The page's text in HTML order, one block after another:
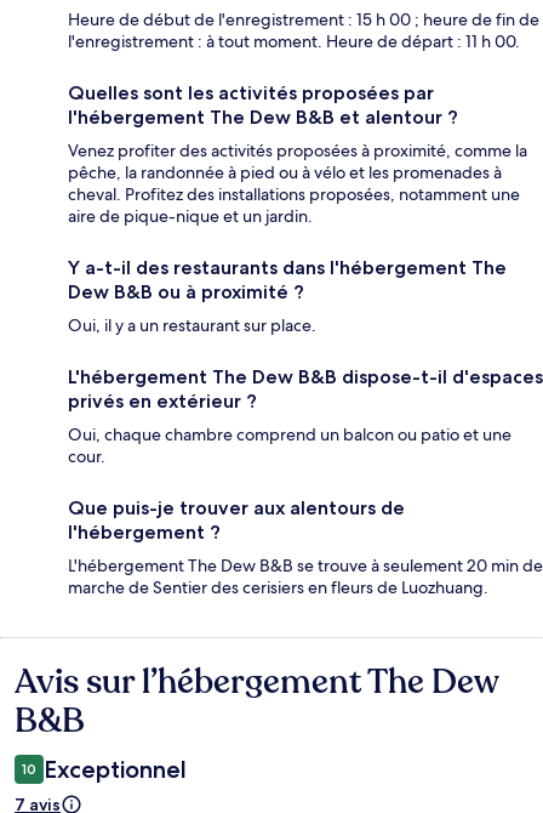
Heure de début de l'enregistrement : 15 h 00 ; heure de fin de
l'enregistrement : à tout moment. Heure de départ : 11 h 00.
Quelles sont les activités proposées par
l'hébergement The Dew B&B et alentour ?
Venez profiter des activités proposées à proximité, comme la
pêche, la randonnée à pied ou à vélo et les promenades à
cheval. Profitez des installations proposées, notamment une
aire de pique-nique et un jardin.
Y a-t-il des restaurants dans l'hébergement The
Dew B&B ou à proximité ?
Oui, il y a un restaurant sur place.
L'hébergement The Dew B&B dispose-t-il d'espaces
privés en extérieur ?
Oui, chaque chambre comprend un balcon ou patio et une
cour.
Que puis-je trouver aux alentours de
l'hébergement ?
L'hébergement The Dew B&B se trouve à seulement 20 min de
marche de Sentier des cerisiers en fleurs de Luozhuang.
Avis
Avis sur l’hébergement The Dew
B&B
10 Exceptionnel
7 avis